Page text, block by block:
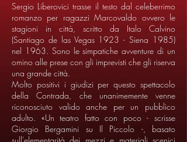
Sergio Liberovici trasse il testo dal celeberrimo
romanzo per ragazzi Marcovaldo ovvero le
stagioni in città, scritto da Italo Calvino
(Santiago de las Vegas 1923 - Siena 1985)
nel 1963. Sono le simpatiche avventure di un
omino alle prese con gli imprevisti che gli riserva
una grande città.
Molto positivi i giudizi per questo spettacolo
della Contrada, che unanimemente venne
riconosciuto valido anche per un pubblico
adulto. «Un teatro fatto con poco - scrisse
Giorgio Bergamini su Il Piccolo -, basato